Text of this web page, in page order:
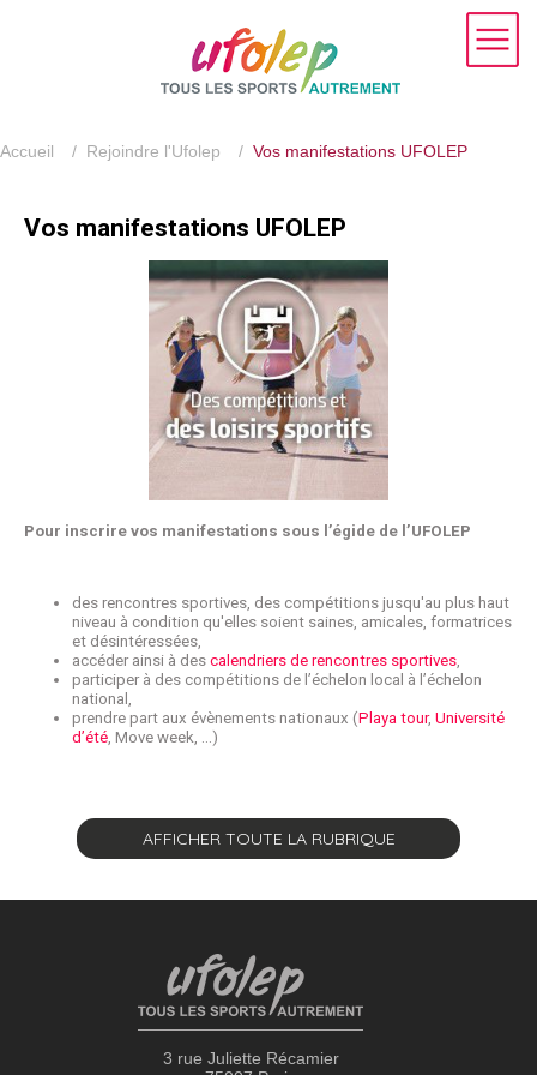
Accueil / Rejoindre l'Ufolep / Vos manifestations UFOLEP
Vos manifestations UFOLEP
Pour inscrire vos manifestations sous l’égide de l’UFOLEP
des rencontres sportives, des compétitions jusqu'au plus haut
niveau à condition qu'elles soient saines, amicales, formatrices
et désintéressées,
accéder ainsi à des calendriers de rencontres sportives,
participer à des compétitions de l’échelon local à l’échelon
national,
prendre part aux évènements nationaux (Playa tour, Université
d’été, Move week, …)
AFFICHER TOUTE LA RUBRIQUE
3 rue Juliette Récamier